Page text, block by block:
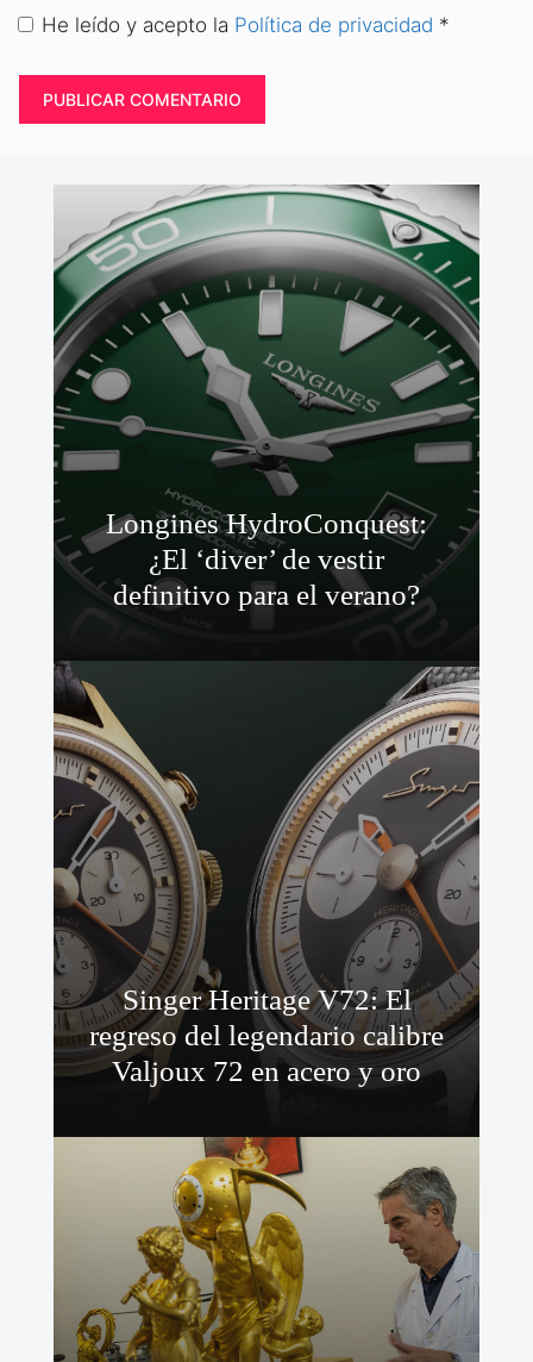
He leído y acepto la Política de privacidad *
Longines HydroConquest:
¿El ‘diver’ de vestir
definitivo para el verano?
Singer Heritage V72: El
regreso del legendario calibre
Valjoux 72 en acero y oro